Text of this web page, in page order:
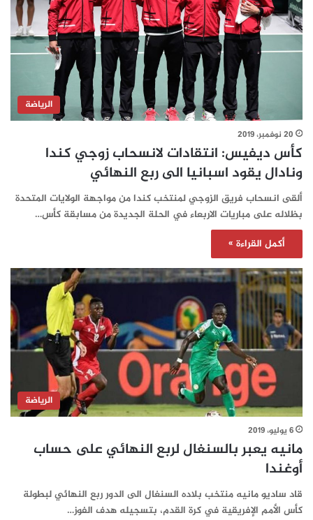
الرياضة
20 نوفمبر، 2019
كأس ديفيس: انتقادات لانسحاب زوجي كندا
ونادال يقود اسبانيا الى ربع النهائي
ألقى انسحاب فريق الزوجي لمنتخب كندا من مواجهة الولايات المتحدة
بظلاله على مباريات الاربعاء في الحلة الجديدة من مسابقة كأس…
أكمل القراءة »
الرياضة
6 يوليو، 2019
مانيه يعبر بالسنغال لربع النهائي على حساب
أوغندا
قاد ساديو مانيه منتخب بلاده السنغال الى الدور ربع النهائي لبطولة
كأس الأمم الإفريقية في كرة القدم، بتسجيله هدف الفوز…